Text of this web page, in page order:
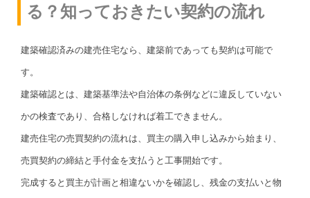
る？知っておきたい契約の流れ
建築確認済みの建売住宅なら、建築前であっても契約は可能で
す。
建築確認とは、建築基準法や自治体の条例などに違反していない
かの検査であり、合格しなければ着工できません。
建売住宅の売買契約の流れは、買主の購入申し込みから始まり、
売買契約の締結と手付金を支払うと工事開始です。
完成すると買主が計画と相違ないかを確認し、残金の支払いと物